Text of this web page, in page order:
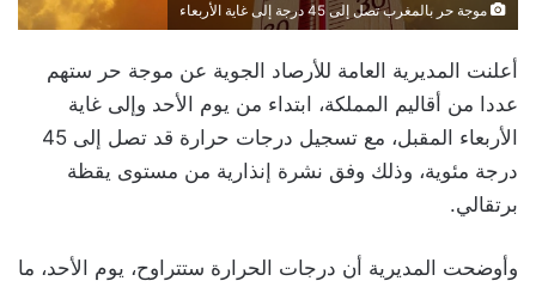
موجة حر بالمغرب تصل إلى 45 درجة إلى غاية الأربعاء
أعلنت المديرية العامة للأرصاد الجوية عن موجة حر ستهم
عددا من أقاليم المملكة، ابتداء من يوم الأحد وإلى غاية
الأربعاء المقبل، مع تسجيل درجات حرارة قد تصل إلى 45
درجة مئوية، وذلك وفق نشرة إنذارية من مستوى يقظة
برتقالي.
وأوضحت المديرية أن درجات الحرارة ستتراوح، يوم الأحد، ما